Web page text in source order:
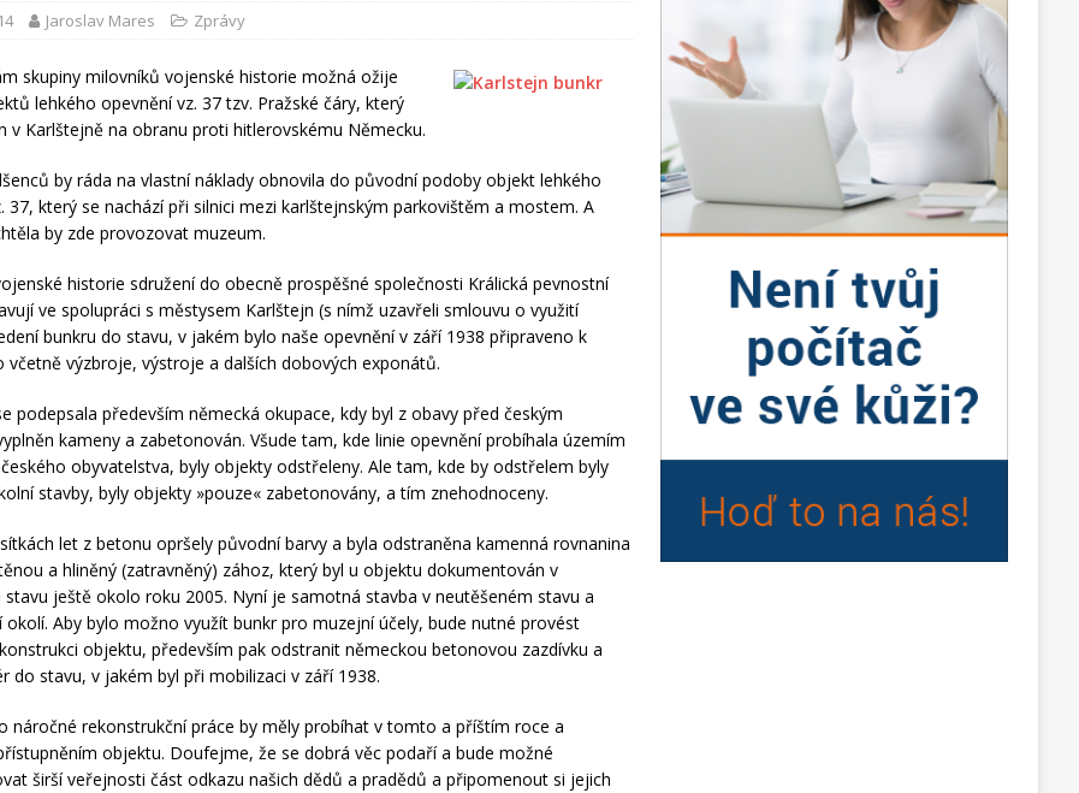
Jaroslav Mares Zprávy
skupiny milovníků vojenské historie možná ožije
lehkého opevnění vz. 37 tzv. Pražské čáry, který
v Karlštejně na obranu proti hitlerovskému Německu.
by ráda na vlastní náklady obnovila do původní podoby objekt lehkého
37, který se nachází při silnici mezi karlštejnským parkovištěm a mostem. A
by zde provozovat muzeum.
historie sdružení do obecně prospěšné společnosti Králická pevnostní
ve spolupráci s městysem Karlštejn (s nímž uzavřeli smlouvu o využití
bunkru do stavu, v jakém bylo naše opevnění v září 1938 připraveno k
včetně výzbroje, výstroje a dalších dobových exponátů.
podepsala především německá okupace, kdy byl z obavy před českým
kameny a zabetonován. Všude tam, kde linie opevnění probíhala územím
obyvatelstva, byly objekty odstřeleny. Ale tam, kde by odstřelem byly
stavby, byly objekty »pouze« zabetonovány, a tím znehodnoceny.
let z betonu opršely původní barvy a byla odstraněna kamenná rovnanina
a hliněný (zatravněný) zához, který byl u objektu dokumentován v
ještě okolo roku 2005. Nyní je samotná stavba v neutěšeném stavu a
okolí. Aby bylo možno využít bunkr pro muzejní účely, bude nutné provést
objektu, především pak odstranit německou betonovou zazdívku a
do stavu, v jakém byl při mobilizaci v září 1938.
náročné rekonstrukční práce by měly probíhat v tomto a příštím roce a
objektu. Doufejme, že se dobrá věc podaří a bude možné
širší veřejnosti část odkazu našich dědů a pradědů a připomenout si jejich